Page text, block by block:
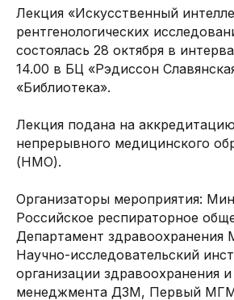
Лекция «Искусственный
рентгенологических
состоялась 28 октября в
14.00 в БЦ «Рэдиссон
«Библиотека».
Лекция подана на
непрерывного медицинского
(НМО).
Организаторы мероприятия:
Российское респираторное
Департамент
Научно-исследовательский
организации здравоохранения
менеджмента ДЗМ, Первый